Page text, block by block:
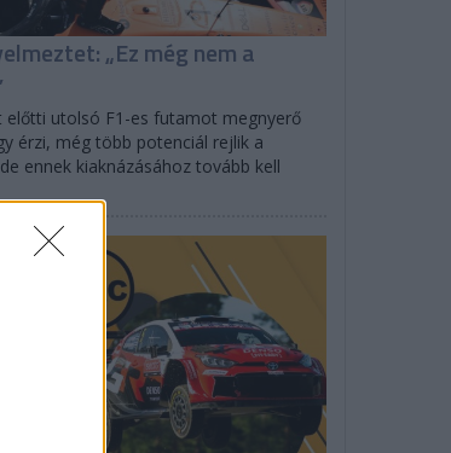
„Ez még nem a
előtti utolsó F1-es futamot megnyerő
érzi, még több potenciál rejlik a
ennek kiaknázásához tovább kell